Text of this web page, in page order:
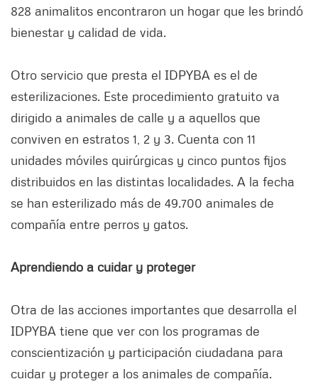
828 animalitos encontraron un hogar que les brindó
bienestar y calidad de vida.
Otro servicio que presta el IDPYBA es el de
esterilizaciones. Este procedimiento gratuito va
dirigido a animales de calle y a aquellos que
conviven en estratos 1, 2 y 3. Cuenta con 11
unidades móviles quirúrgicas y cinco puntos fijos
distribuidos en las distintas localidades. A la fecha
se han esterilizado más de 49.700 animales de
compañía entre perros y gatos.
Aprendiendo a cuidar y proteger
Otra de las acciones importantes que desarrolla el
IDPYBA tiene que ver con los programas de
conscientización y participación ciudadana para
cuidar y proteger a los animales de compañía.